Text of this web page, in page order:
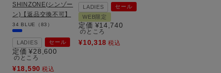
SHINZONE(シンゾー
ン)【返品交換不可】
34 BLUE（83）
LADIES セール
定価 ¥28,600
のところ
¥18,590 税込
LADIES
セール
WEB限定
定価 ¥14,740
のところ
¥10,318 税込